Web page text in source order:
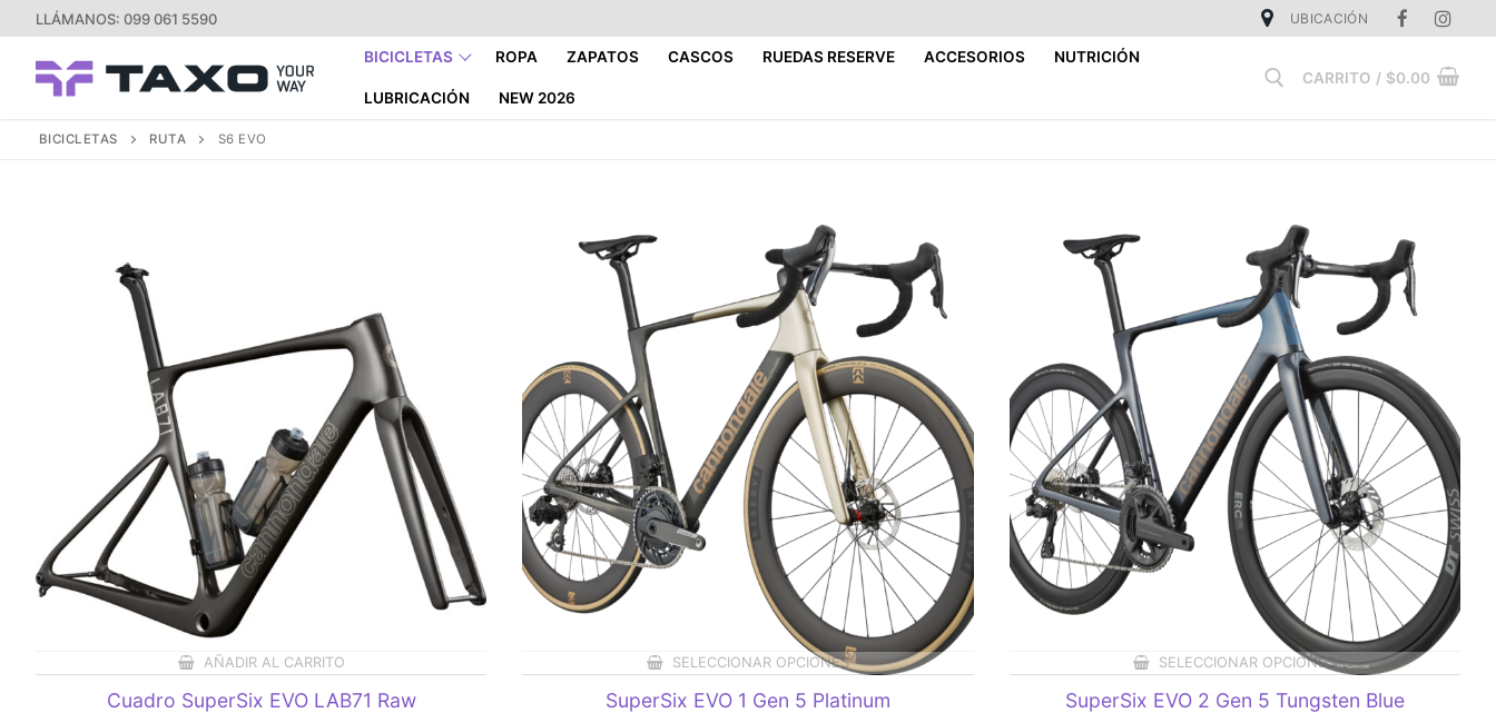
al
contenido
LLÁMANOS: 099 061 5590 UBICACIÓN
BICICLETAS ROPA ZAPATOS CASCOS RUEDAS RESERVE ACCESORIOS NUTRICIÓN
LUBRICACIÓN NEW 2026
CARRITO / $0.00
BICICLETAS RUTA S6 EVO
AÑADIR AL CARRITO
Cuadro SuperSix EVO LAB71 Raw
SELECCIONAR OPCIONES
SuperSix EVO 1 Gen 5 Platinum
SELECCIONAR OPCIONES
SuperSix EVO 2 Gen 5 Tungsten Blue